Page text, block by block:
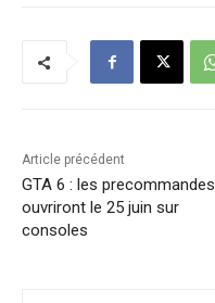
Article précédent
GTA 6 : les precommandes
ouvriront le 25 juin sur
consoles